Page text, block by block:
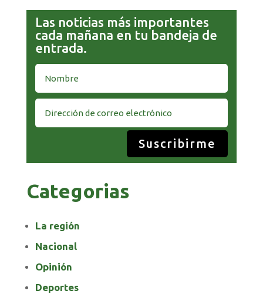
Las noticias más importantes
cada mañana en tu bandeja de
entrada.
Suscribirme
Categorias
La región
Nacional
Opinión
Deportes